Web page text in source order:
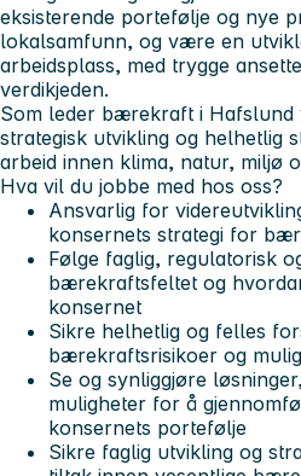
eksisterende portefølje og nye
lokalsamfunn, og være en
arbeidsplass, med trygge
verdikjeden.
Som leder bærekraft i
strategisk utvikling og helhetlig
arbeid innen klima, natur, miljø
Hva vil du jobbe med hos oss?
Ansvarlig for
konsernets strategi for
Følge faglig, regulatorisk
bærekraftsfeltet og
konsernet
Sikre helhetlig og felles
bærekraftsrisikoer og
Se og synliggjøre
muligheter for å
konsernets portefølje
Sikre faglig utvikling og